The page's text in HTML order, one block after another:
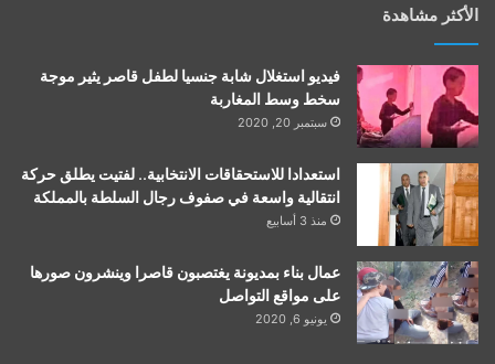
الأكثر مشاهدة
فيديو استغلال شابة جنسيا لطفل قاصر يثير موجة
سخط وسط المغاربة
سبتمبر 20, 2020
استعدادا للاستحقاقات الانتخابية.. لفتيت يطلق حركة
انتقالية واسعة في صفوف رجال السلطة بالمملكة
منذ 3 أسابيع
عمال بناء بمديونة يغتصبون قاصرا وينشرون صورها
على مواقع التواصل
يونيو 6, 2020